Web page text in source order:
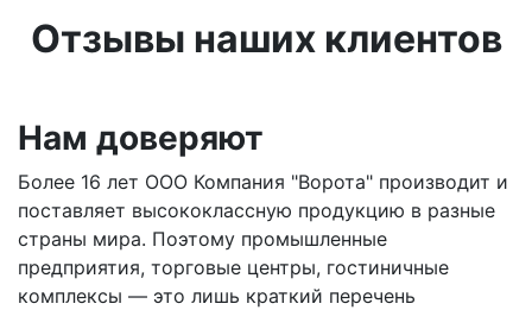
Отзывы наших клиентов
Нам доверяют
Более 16 лет ООО Компания "Ворота" производит и
поставляет высококлассную продукцию в разные
страны мира. Поэтому промышленные
предприятия, торговые центры, гостиничные
комплексы — это лишь краткий перечень